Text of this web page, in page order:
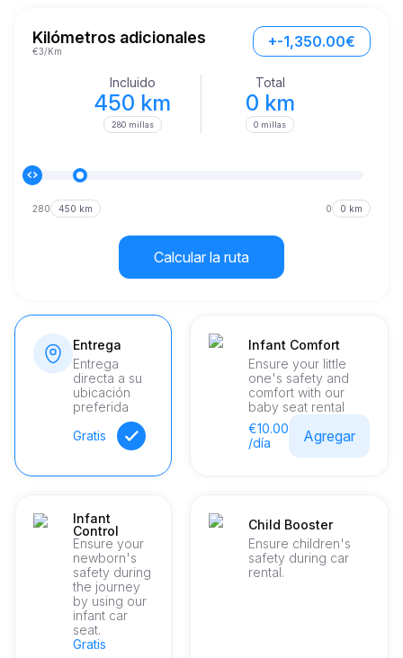
Para un aventurero que explora la rica variedad de
atracciones culturales en Kotor, el Range Rover Sport
garantiza un viaje sin contratiempos. Con una aceleración de
solo 5,9 segundos de 0 a 60 millas por hora, está claro que
este vehículo no hace concesiones en velocidad.
Kilómetros adicionales
€3/Km
+-1,350.00€
Incluido
450 km
280 millas
Total
0 km
0 millas
280 450 km 0 0 km
Calcular la ruta
Entrega
Entrega
directa a su
ubicación
preferida
Gratis
Infant Comfort
Ensure your little
one's safety and
comfort with our
baby seat rental
€10.00
/día
Agregar
Infant
Control
Ensure your
newborn's
safety during
the journey
by using our
infant car
seat.
Gratis
Child Booster
Ensure children's
safety during car
rental.